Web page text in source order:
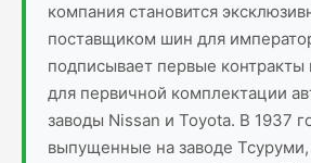
компания становится
поставщиком шин для
подписывает первые контракты
для первичной комплектации
заводы Nissan и Toyota. В 1937
выпущенные на заводе